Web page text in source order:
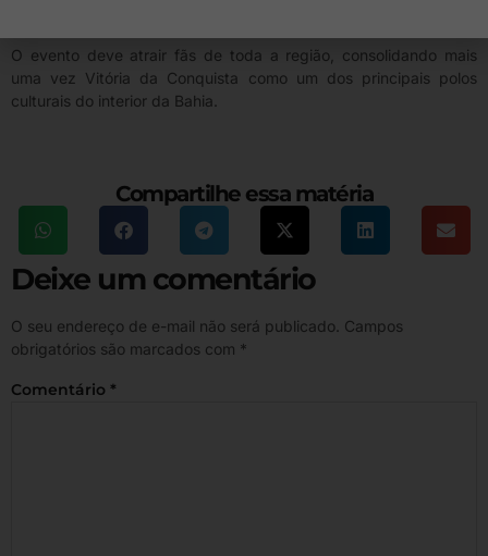
O evento deve atrair fãs de toda a região, consolidando mais
uma vez Vitória da Conquista como um dos principais polos
culturais do interior da Bahia.
Compartilhe essa matéria
Deixe um comentário
O seu endereço de e-mail não será publicado. Campos
obrigatórios são marcados com *
Comentário *